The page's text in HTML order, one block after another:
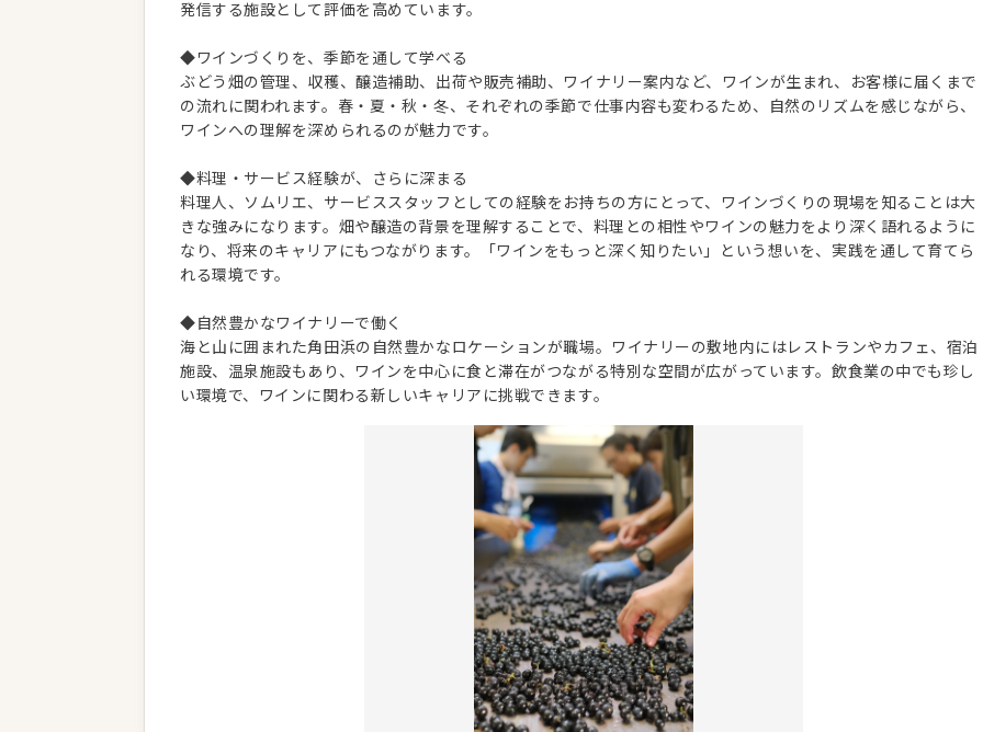
発信する施設として評価を高めています。
◆ワインづくりを、季節を通して学べる
ぶどう畑の管理、収穫、醸造補助、出荷や販売補助、ワイナリー案内など、ワインが生まれ、お客様に届くまで
の流れに関われます。春・夏・秋・冬、それぞれの季節で仕事内容も変わるため、自然のリズムを感じながら、
ワインへの理解を深められるのが魅力です。
◆料理・サービス経験が、さらに深まる
料理人、ソムリエ、サービススタッフとしての経験をお持ちの方にとって、ワインづくりの現場を知ることは大
きな強みになります。畑や醸造の背景を理解することで、料理との相性やワインの魅力をより深く語れるように
なり、将来のキャリアにもつながります。「ワインをもっと深く知りたい」という想いを、実践を通して育てら
れる環境です。
◆自然豊かなワイナリーで働く
海と山に囲まれた角田浜の自然豊かなロケーションが職場。ワイナリーの敷地内にはレストランやカフェ、宿泊
施設、温泉施設もあり、ワインを中心に食と滞在がつながる特別な空間が広がっています。飲食業の中でも珍し
い環境で、ワインに関わる新しいキャリアに挑戦できます。